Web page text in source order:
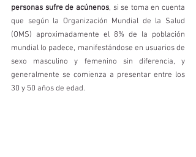
personas sufre de acúnenos, si se toma en cuenta
que según la Organización Mundial de la Salud
(OMS) aproximadamente el 8% de la población
mundial lo padece, manifestándose en usuarios de
sexo masculino y femenino sin diferencia, y
generalmente se comienza a presentar entre los
30 y 50 años de edad.